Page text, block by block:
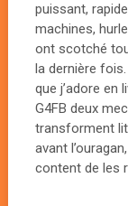
puissant,
machines,
ont scotché
la dernière
que j’adore en
G4FB deux
transforment
avant
content de les